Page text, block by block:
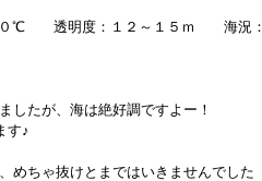
℃ 透明度：１２～１５ｍ 海況：
したが、海は絶好調ですよー！
す♪
めちゃ抜けとまではいきませんでした